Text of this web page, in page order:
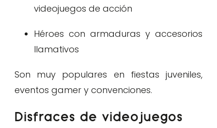
videojuegos de acción
Héroes con armaduras y accesorios
llamativos
Son muy populares en fiestas juveniles,
eventos gamer y convenciones.
Disfraces de videojuegos